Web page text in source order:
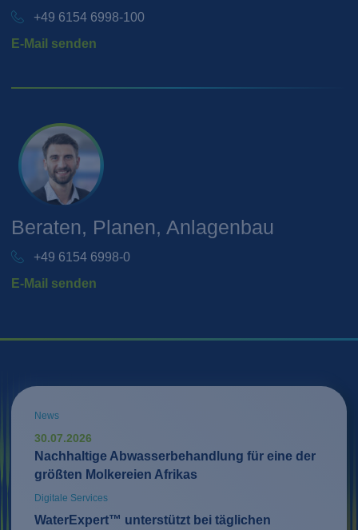
+49 6154 6998-100
E-Mail senden
Beraten, Planen, Anlagenbau
+49 6154 6998-0
E-Mail senden
News
30.07.2026
Nachhaltige Abwasserbehandlung für eine der
größten Molkereien Afrikas
Digitale Services
WaterExpert™ unterstützt bei täglichen